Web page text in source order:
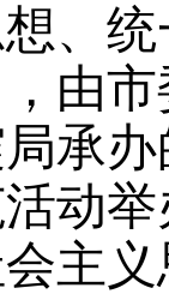
、
，由
承
动
主